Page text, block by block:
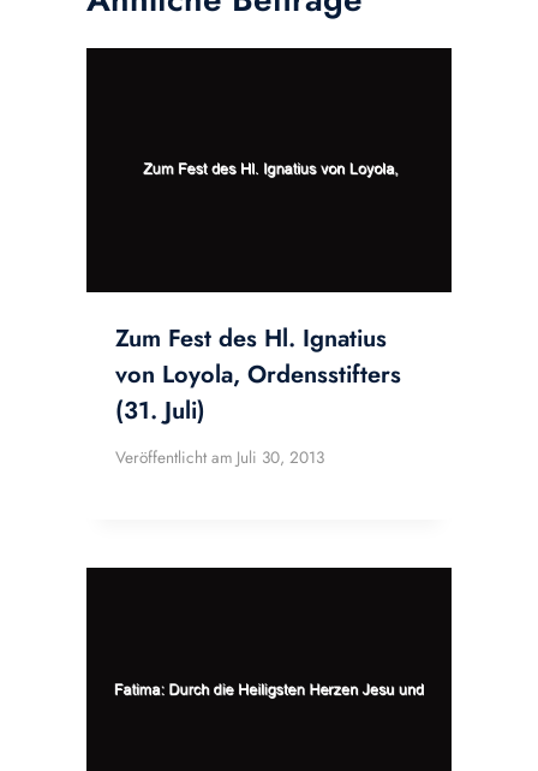
Zum Fest des Hl. Ignatius
von Loyola, Ordensstifters
(31. Juli)
Veröffentlicht am Juli 30, 2013